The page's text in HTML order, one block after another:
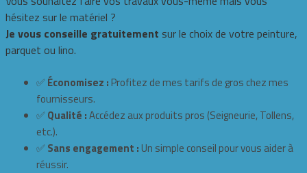
hésitez sur le matériel ?
Je vous conseille gratuitement sur le choix de votre peinture,
parquet ou lino.
✅ Économisez : Profitez de mes tarifs de gros chez mes
fournisseurs.
✅ Qualité :Accédez aux produits pros (Seigneurie, Tollens,
etc.).
✅ Sans engagement : Un simple conseil pour vous aider à
réussir.